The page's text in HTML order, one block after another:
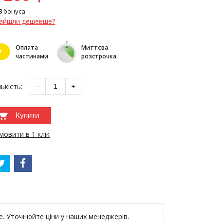
бонуса
дешевше?
Оплата
частинами
Миттєва
розстрочка
− +
Купити
в 1 клік
Уточнюйте ціни у наших менеджерів.